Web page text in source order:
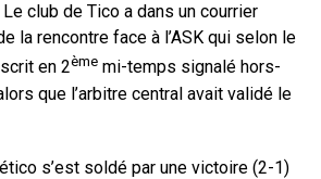
club de Tico a dans un courrier
la rencontre face à l’ASK qui selon le
en 2ème mi-temps signalé hors-
que l’arbitre central avait validé le
s’est soldé par une victoire (2-1)